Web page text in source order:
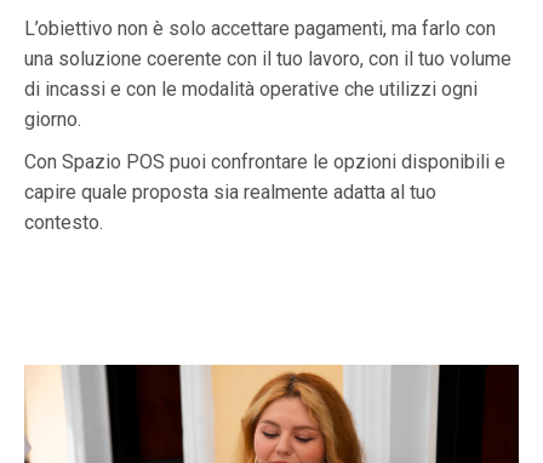
L’obiettivo non è solo accettare pagamenti, ma farlo con
una soluzione coerente con il tuo lavoro, con il tuo volume
di incassi e con le modalità operative che utilizzi ogni
giorno.
Con Spazio POS puoi confrontare le opzioni disponibili e
capire quale proposta sia realmente adatta al tuo
contesto.